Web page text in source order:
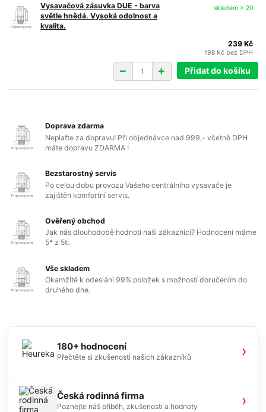
Vysavačová zásuvka DUE - barva
světle hnědá. Vysoká odolnost a
kvalita.
239 Kč
198 Kč bez DPH
skladem > 20
Přidat do košíku
Doprava zdarma
Neplaťte za dopravu! Při objednávce nad 999,- včetně DPH
máte dopravu ZDARMA !
Bezstarostný servis
Po celou dobu provozu Vašeho centrálního vysavače je
zajištěn komfortní servis.
Ověřený obchod
Jak nás dlouhodobě hodnotí naši zákazníci? Hodnocení máme
5* z 5ti.
Vše skladem
Okamžitě k odeslání 99% položek s možností doručením do
druhého dne.
180+ hodnocení
Přečtěte si zkušenosti našich zákazníků ›
Česká rodinná firma
Poznejte náš příběh, zkušenosti a hodnoty ›